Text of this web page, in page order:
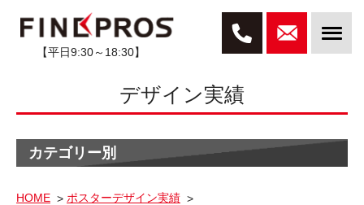
【平日9:30～18:30】
デザイン実績
カテゴリー別
HOME
ポスターデザイン実績